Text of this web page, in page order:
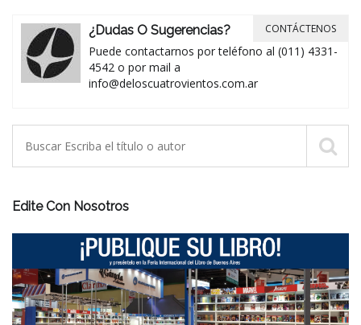
¿Dudas O Sugerencias?
Puede contactarnos por teléfono al (011) 4331-
4542 o por mail a
info@deloscuatrovientos.com.ar
CONTÁCTENOS
Edite Con Nosotros